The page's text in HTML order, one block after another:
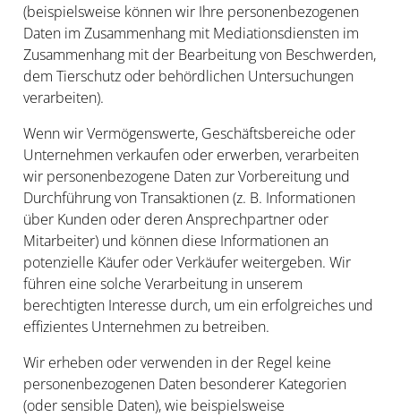
(beispielsweise können wir Ihre personenbezogenen
Daten im Zusammenhang mit Mediationsdiensten im
Zusammenhang mit der Bearbeitung von Beschwerden,
dem Tierschutz oder behördlichen Untersuchungen
verarbeiten).
Wenn wir Vermögenswerte, Geschäftsbereiche oder
Unternehmen verkaufen oder erwerben, verarbeiten
wir personenbezogene Daten zur Vorbereitung und
Durchführung von Transaktionen (z. B. Informationen
über Kunden oder deren Ansprechpartner oder
Mitarbeiter) und können diese Informationen an
potenzielle Käufer oder Verkäufer weitergeben. Wir
führen eine solche Verarbeitung in unserem
berechtigten Interesse durch, um ein erfolgreiches und
effizientes Unternehmen zu betreiben.
Wir erheben oder verwenden in der Regel keine
personenbezogenen Daten besonderer Kategorien
(oder sensible Daten), wie beispielsweise